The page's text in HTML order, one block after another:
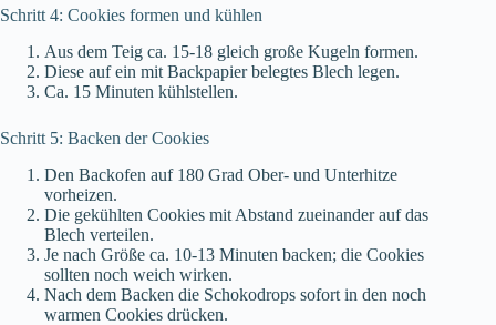
Schritt 4: Cookies formen und kühlen
Aus dem Teig ca. 15-18 gleich große Kugeln formen.
Diese auf ein mit Backpapier belegtes Blech legen.
Ca. 15 Minuten kühlstellen.
Schritt 5: Backen der Cookies
Den Backofen auf 180 Grad Ober- und Unterhitze
vorheizen.
Die gekühlten Cookies mit Abstand zueinander auf das
Blech verteilen.
Je nach Größe ca. 10-13 Minuten backen; die Cookies
sollten noch weich wirken.
Nach dem Backen die Schokodrops sofort in den noch
warmen Cookies drücken.